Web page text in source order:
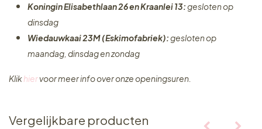
Koningin Elisabethlaan 26 en Kraanlei 13:gesloten op
dinsdag
Wiedauwkaai 23M (Eskimofabriek):gesloten op
maandag, dinsdag en zondag
Klikhiervoor meer info over onze openingsuren.
Vergelijkbare producten